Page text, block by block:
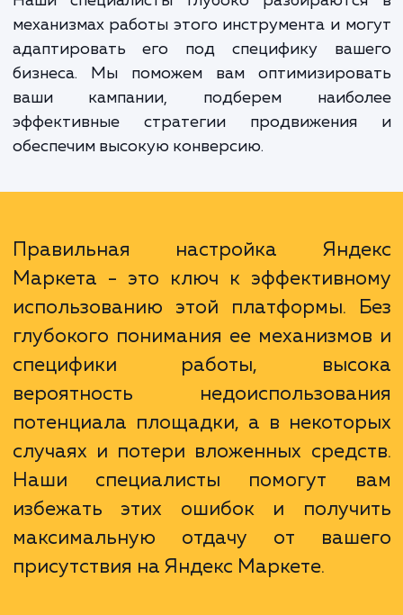
видимость ваших товаров.
Преимущества использования нашей
многогранны. Прежде всего, это
работы с командой профессионалов,
многолетний опыт работы с Яндекс
механизмах работы этого инструмента и
бизнеса. Мы поможем вам
ваши кампании, подберем
эффективные стратегии
обеспечим высокую конверсию.
Правильная настройка
Маркета - это ключ к
использованию этой платформы.
глубокого понимания ее
специфики работы,